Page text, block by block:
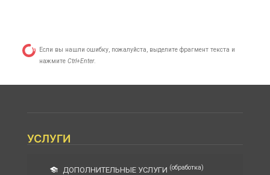
Если вы нашли ошибку, пожалуйста, выделите фрагмент текста и
нажмите Ctrl+Enter.
УСЛУГИ
ДОПОЛНИТЕЛЬНЫЕ УСЛУГИ (обработка)